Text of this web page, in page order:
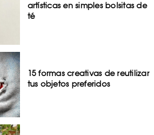
artísticas en simples bolsitas de
té
15 formas creativas de reutilizar
tus objetos preferidos